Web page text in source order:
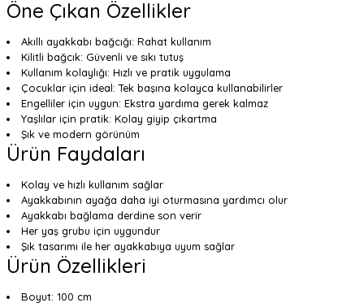
Öne Çıkan Özellikler
Akıllı ayakkabı bağcığı: Rahat kullanım
Kilitli bağcık: Güvenli ve sıkı tutuş
Kullanım kolaylığı: Hızlı ve pratik uygulama
Çocuklar için ideal: Tek başına kolayca kullanabilirler
Engelliler için uygun: Ekstra yardıma gerek kalmaz
Yaşlılar için pratik: Kolay giyip çıkartma
Şık ve modern görünüm
Ürün Faydaları
Kolay ve hızlı kullanım sağlar
Ayakkabının ayağa daha iyi oturmasına yardımcı olur
Ayakkabı bağlama derdine son verir
Her yaş grubu için uygundur
Şık tasarımı ile her ayakkabıya uyum sağlar
Ürün Özellikleri
Boyut: 100 cm